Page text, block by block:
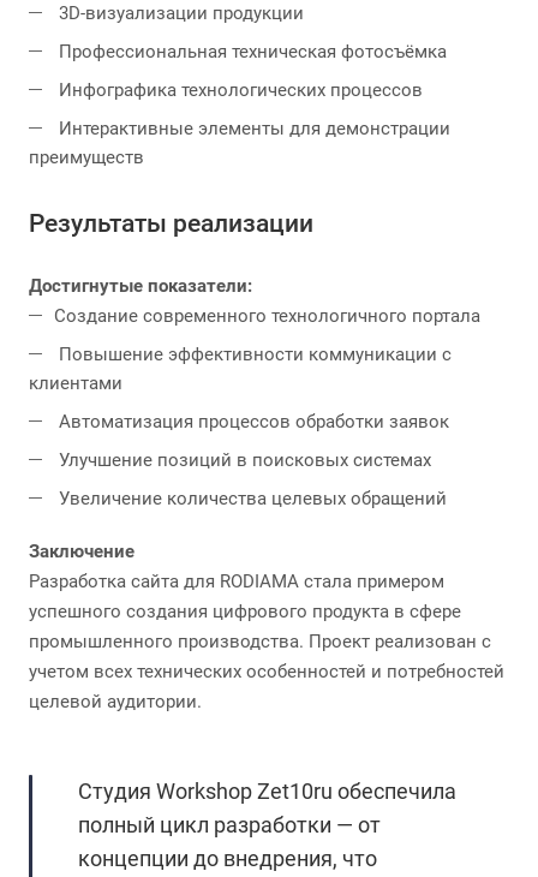
3D-визуализации продукции
Профессиональная техническая фотосъёмка
Инфографика технологических процессов
Интерактивные элементы для демонстрации
преимуществ
Результаты реализации
Достигнутые показатели:
Создание современного технологичного портала
Повышение эффективности коммуникации с
клиентами
Автоматизация процессов обработки заявок
Улучшение позиций в поисковых системах
Увеличение количества целевых обращений
Заключение
Разработка сайта для RODIAMA стала примером
успешного создания цифрового продукта в сфере
промышленного производства. Проект реализован с
учетом всех технических особенностей и потребностей
целевой аудитории.
Студия Workshop Zet10ru обеспечила
полный цикл разработки — от
концепции до внедрения, что